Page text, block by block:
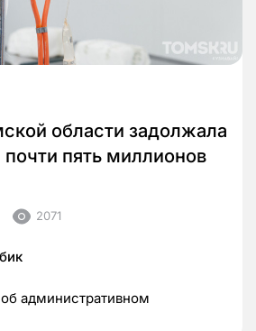
области задолжала
пять миллионов
2071
административном